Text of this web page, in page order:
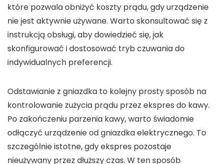
które pozwala obniżyć koszty prądu, gdy urządzenie
nie jest aktywnie używane. Warto skonsultować się z
instrukcją obsługi, aby dowiedzieć się, jak
skonfigurować i dostosować tryb czuwaniado
indywidualnych preferencji.
Odstawianie z gniazdka to kolejny prosty sposób na
kontrolowanie zużycia prądu przez ekspres do kawy.
Po zakończeniu parzenia kawy, warto świadomie
odłączyć urządzenie od gniazdka elektrycznego. To
szczególnie istotne, gdy ekspres pozostaje
nieużywany przez dłuższy czas. W ten sposób